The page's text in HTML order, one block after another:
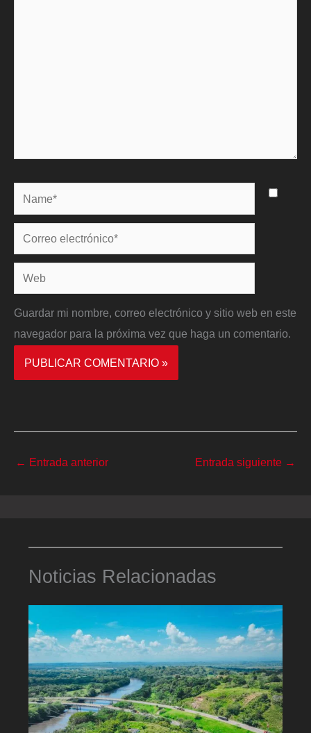
Name*
Correo
electrónico*
Web
Guardar mi nombre, correo electrónico y sitio web en este
navegador para la próxima vez que haga un comentario.
← Entrada anterior Entrada siguiente →
Noticias Relacionadas